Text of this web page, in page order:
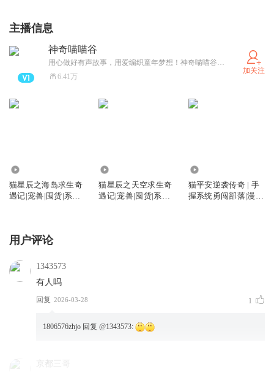
主播信息
神奇喵喵谷
用心做好有声故事，用爱编织童年梦想！神奇喵喵谷号：SQMMGFM 伴宝贝快乐成长！
6.41万
加关注
猫星辰之海岛求生奇
遇记|宠兽|囤货|系统|
猫星辰之天空求生奇
遇记|宠兽|囤货|系统|
猫平安逆袭传奇 | 手
握系统勇闯部落|漫剧
用户评论
1343573
有人吗
回复 2026-03-28 1
1806576zhjo 回复 @1343573:
京都三哥